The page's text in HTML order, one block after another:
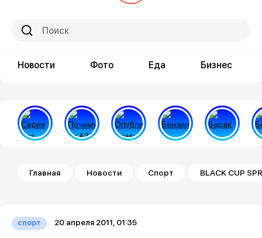
Новости Фото Еда Бизнес
Строка навигации
Главная Новости Спорт BLACK CUP
спорт 20 апреля 2011, 01:35